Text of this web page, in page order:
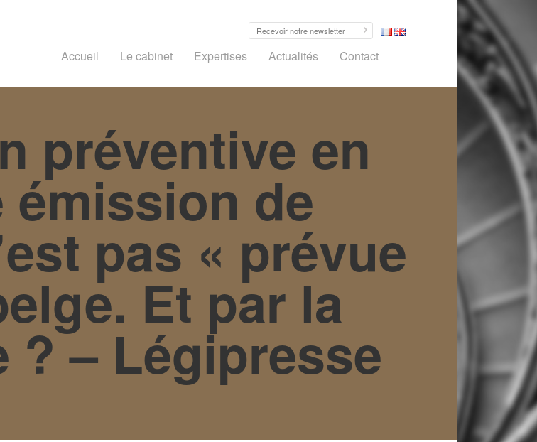
Accueil Le cabinet Expertises Actualités Contact
préventive en
émission de
pas « prévue
Et par la
? – Légipresse